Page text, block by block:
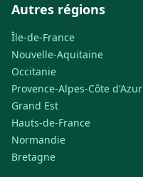
Autres régions
Île-de-France
Nouvelle-Aquitaine
Occitanie
Provence-Alpes-Côte d'Azur
Grand Est
Hauts-de-France
Normandie
Bretagne